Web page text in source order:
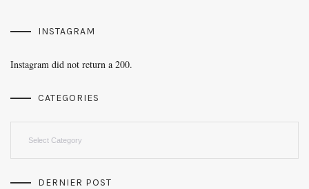
INSTAGRAM
Instagram did not return a 200.
CATEGORIES
DERNIER POST